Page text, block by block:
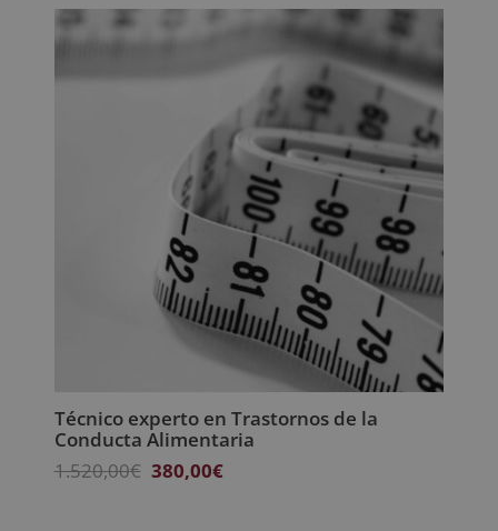
Técnico experto en Trastornos de la
Conducta Alimentaria
1.520,00€ El
380,00€El